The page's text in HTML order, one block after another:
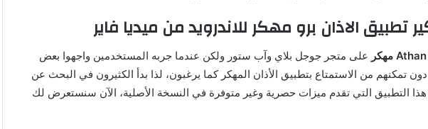
تطبيق الاذان برو مهكر للاندرويد من ميديا فاير
Athan مهكر
على متجر جوجل بلاي وآب ستور ولكن عندما جربه المستخدمين واجهوا بعض
تمكنهم من الاستمتاع بتطبيق الأذان المهكر كما يرغبون، لذا بدأ الكثيرون في البحث عن
التطبيق التي تقدم ميزات حصرية وغير متوفرة في النسخة الأصلية، الآن سنستعرض لك